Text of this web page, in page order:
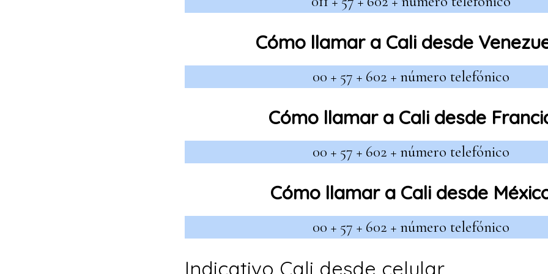
Cómo llamar a Cali desde
00 + 57 + 602 + número telefónico
Cómo llamar a Cali desde
00 + 57 + 602 + número telefónico
Cómo llamar a Cali desde
00 + 57 + 602 + número telefónico
Indicativo Cali desde celular